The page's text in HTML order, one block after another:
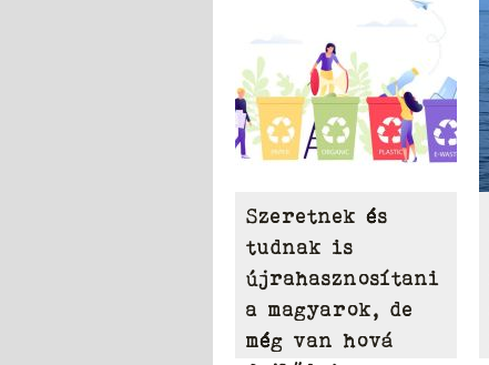
Szeretnek és
tudnak is
újrahasznosítani
a magyarok, de
még van hová